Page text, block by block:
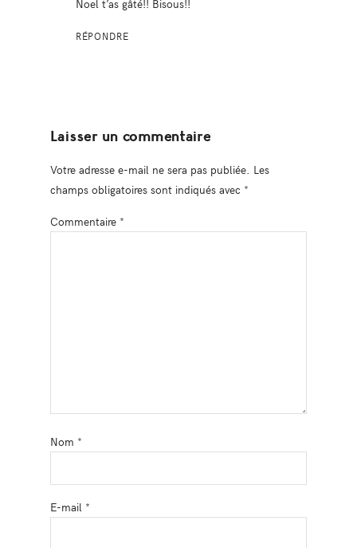
Noel t’as gâté!! Bisous!!
RÉPONDRE
Laisser un commentaire
Votre adresse e-mail ne sera pas publiée. Les
champs obligatoires sont indiqués avec *
Commentaire *
Nom *
E-mail *